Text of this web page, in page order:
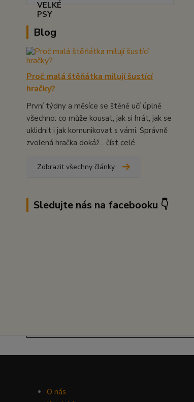
Blog
Proč malá štěňátka milují šustící
hračky?
První týdny a měsíce se štěně učí úplně
všechno: co může kousat, jak si hrát, jak se
uklidnit i jak komunikovat s vámi. Správně
zvolená hračka dokáž... číst celé
Zobrazit všechny články
Sledujte nás na facebooku 👇
O nás